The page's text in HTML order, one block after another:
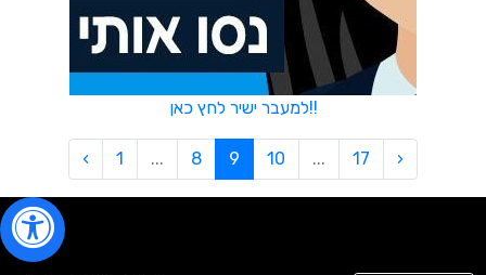
למעבר ישיר לחץ כאן!!
‹ 1 ... 8 9 10 ... 17 ›